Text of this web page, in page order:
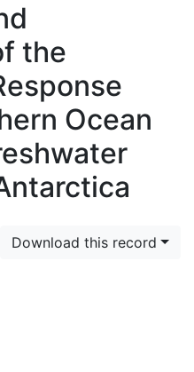
the
Ocean
Download this record